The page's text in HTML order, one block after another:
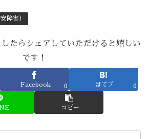
障害）
たらシェアしていただけると嬉しい
です！
Facebook 0 はてブ 0
コピー